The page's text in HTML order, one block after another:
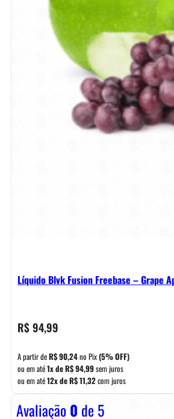
Líquido Blvk Fusion Freebase – Grape
R$94,99
A partir deR$90,24no Pix(5% OFF)
ou em até1x deR$94,99sem juros
ou em até12x deR$11,32com juros
Avaliação0 de 5